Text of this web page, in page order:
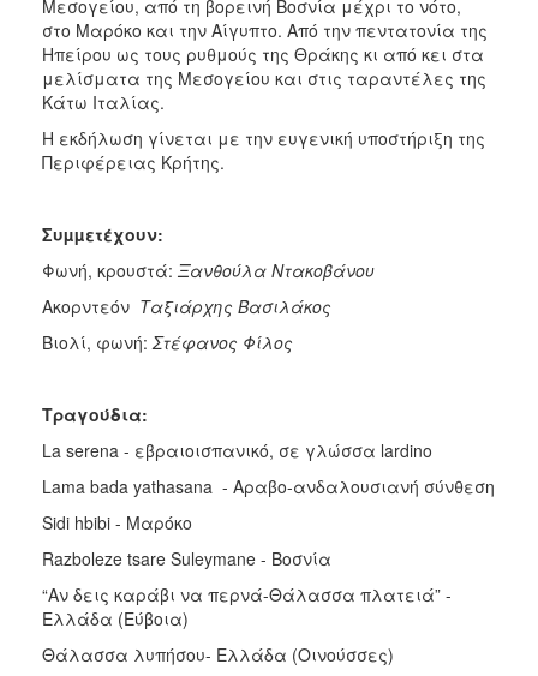
Μεσογείου, από τη βορεινή Βοσνία μέχρι το νότο,
στο Μαρόκο και την Αίγυπτο. Από την πεντατονία της
Ηπείρου ως τους ρυθμούς της Θράκης κι από κει στα
μελίσματα της Μεσογείου και στις ταραντέλες της
Κάτω Ιταλίας.
Η εκδήλωση γίνεται με την ευγενική υποστήριξη της
Περιφέρειας Κρήτης.
Συµµετέχουν:
Φωνή, κρουστά: Ξανθούλα Ντακοβάνου
Ακορντεόν Ταξιάρχης Βασιλάκος
Βιολί, φωνή: Στέφανος Φίλος
Τραγούδια:
La serena - εβραιοισπανικό, σε γλώσσα lardino
Lama bada yathasana - Αραβο-ανδαλουσιανή σύνθεση
Sidi hbibi - Μαρόκο
Razboleze tsare Suleymane - Βοσνία
“Αν δεις καράβι να περνά-Θάλασσα πλατειά” -
Ελλάδα (Εύβοια)
Θάλασσα λυπήσου- Eλλάδα (Οινούσσες)